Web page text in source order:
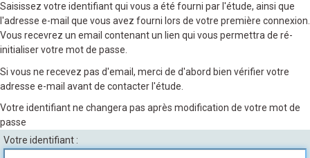
Saisissez votre identifiant qui vous a été fourni par l'étude, ainsi que
l'adresse e-mail que vous avez fourni lors de votre première connexion.
Vous recevrez un email contenant un lien qui vous permettra de ré-
initialiser votre mot de passe.
Si vous ne recevez pas d'email, merci de d'abord bien vérifier votre
adresse e-mail avant de contacter l'étude.
Votre identifiant ne changera pas après modification de votre mot de
passe
Votre identifiant